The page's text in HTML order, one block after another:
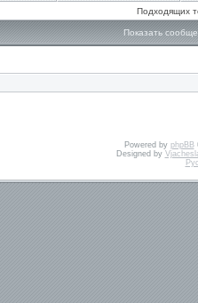
Подходящих
Показать
Powered by phpBB
Designed by